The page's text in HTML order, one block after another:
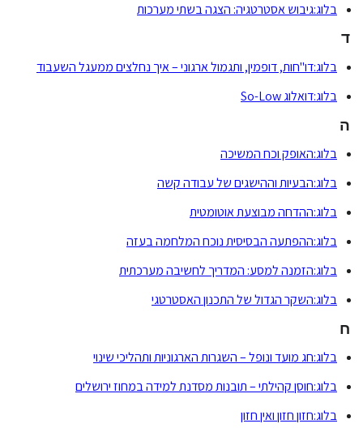
בלוג:גיבוש אסטרטגיה: הצגה בשתי מערכות
ד
בלוג:דו"חות, דופמין, ותגמול ארגוני – איך נחלצים ממעגל השעבוד
בלוג:דואלוג So-Low
ה
בלוג:האופק וכח המשיכה
בלוג:הבעיות וההישגים של עבודה קשה
בלוג:ההדחה מבוצעת אוטומטית
בלוג:ההפתעה הבסיסית נוכח המלחמה בעזה
בלוג:הזמנה למסע: המדריך לחשיבה מערכתית
בלוג:השקר הגדול של התכנון האסטרטגי
ח
בלוג:חג מועד ונופל – השגרות הארגוניות ותהליכי שינוי
בלוג:חוסן קהילתי – תובנות מסדנת למידה במחוז ירושלים
בלוג:חזון חזון ואין חזון